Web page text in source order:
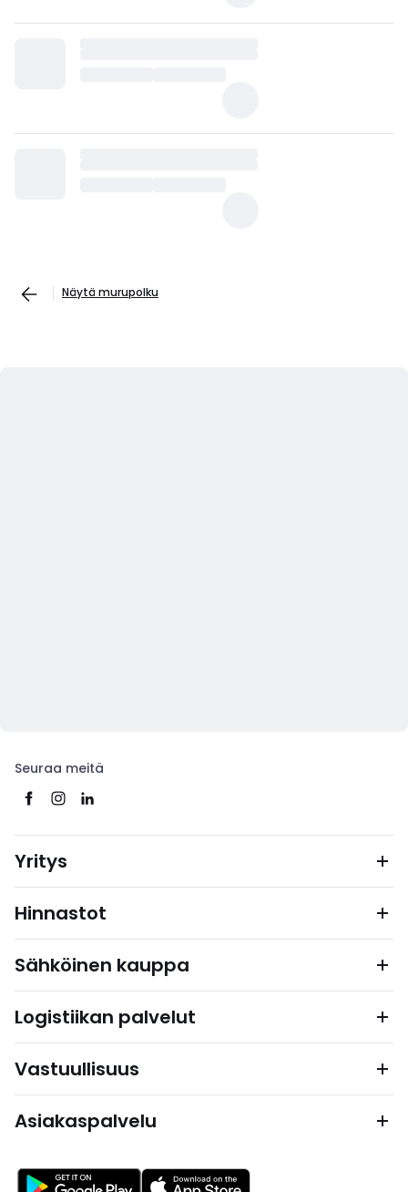
Näytä murupolku
Seuraa meitä
Yritys
Hinnastot
Sähköinen kauppa
Logistiikan palvelut
Vastuullisuus
Asiakaspalvelu